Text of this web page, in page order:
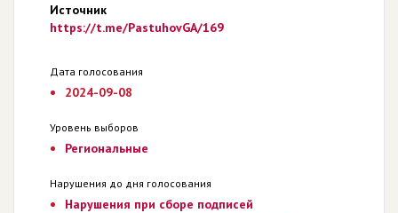
Источник
https://t.me/PastuhovGA/169
Дата голосования
2024-09-08
Уровень выборов
Региональные
Нарушения до дня голосования
Нарушения при сборе подписей